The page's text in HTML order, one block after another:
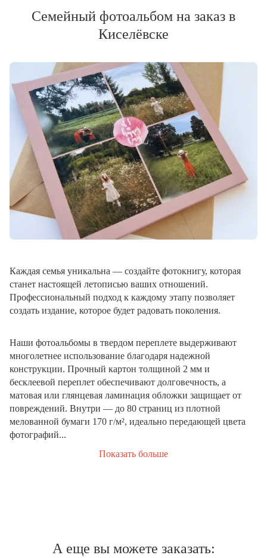
Семейный фотоальбом на заказ в
Киселёвске
Каждая семья уникальна — создайте фотокнигу, которая
станет настоящей летописью ваших отношений.
Профессиональный подход к каждому этапу позволяет
создать издание, которое будет радовать поколения.
Наши фотоальбомы в твердом переплете выдерживают
многолетнее использование благодаря надежной
конструкции. Прочный картон толщиной 2 мм и
бесклеевой переплет обеспечивают долговечность, а
матовая или глянцевая ламинация обложки защищает от
повреждений. Внутри — до 80 страниц из плотной
мелованной бумаги 170 г/м², идеально передающей цвета
фотографий...
Показать больше
А еще вы можете заказать: